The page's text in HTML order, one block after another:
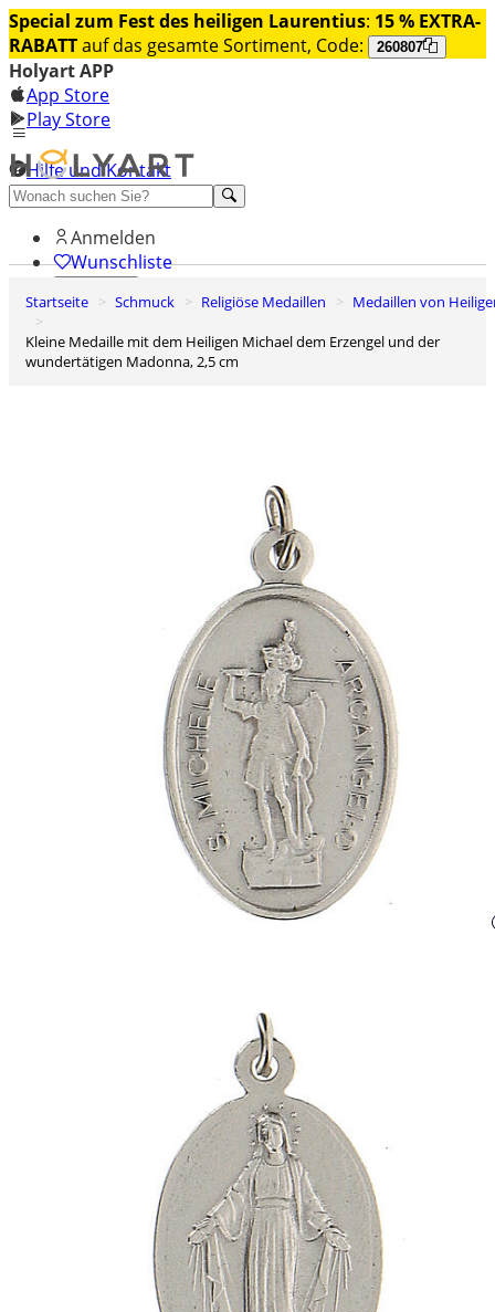
Special zum Fest des heiligen Laurentius: 15 % EXTRA-
RABATTauf das gesamte Sortiment, Code: 260807
Holyart APP
App Store
Play Store
Hilfe und Kontakt
Entdecken Sie Premium
Anmelden
Wunschliste
0
Startseite Schmuck Religiöse Medaillen
Medaillen von
Kleine Medaille mit dem Heiligen Michael dem Erzengel und der
wundertätigen Madonna, 2,5 cm